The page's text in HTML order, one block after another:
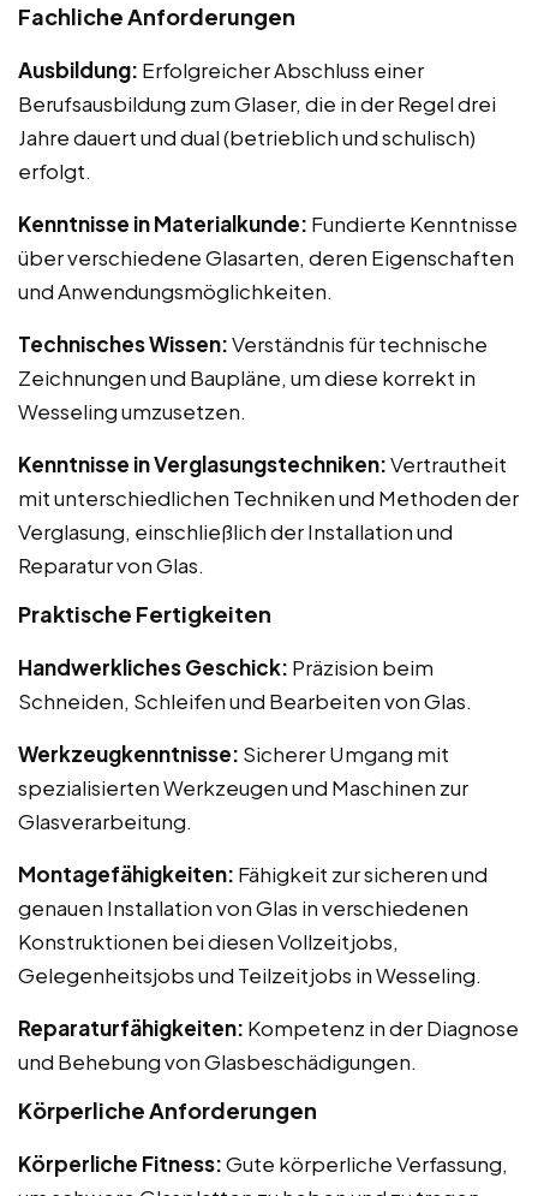
Fachliche Anforderungen
Ausbildung: Erfolgreicher Abschluss einer
Berufsausbildung zum Glaser, die in der Regel drei
Jahre dauert und dual (betrieblich und schulisch)
erfolgt.
Kenntnisse in Materialkunde: Fundierte Kenntnisse
über verschiedene Glasarten, deren Eigenschaften
und Anwendungsmöglichkeiten.
Technisches Wissen:Verständnis für technische
Zeichnungen und Baupläne, um diese korrekt in
Wesseling umzusetzen.
Kenntnisse in Verglasungstechniken:Vertrautheit
mit unterschiedlichen Techniken und Methoden der
Verglasung, einschließlich der Installation und
Reparatur von Glas.
Praktische Fertigkeiten
Handwerkliches Geschick: Präzision beim
Schneiden, Schleifen und Bearbeiten von Glas.
Werkzeugkenntnisse: Sicherer Umgang mit
spezialisierten Werkzeugen und Maschinen zur
Glasverarbeitung.
Montagefähigkeiten: Fähigkeit zur sicheren und
genauen Installation von Glas in verschiedenen
Konstruktionen bei diesen Vollzeitjobs,
Gelegenheitsjobs und Teilzeitjobs in Wesseling.
Reparaturfähigkeiten: Kompetenz in der Diagnose
und Behebung von Glasbeschädigungen.
Körperliche Anforderungen
Körperliche Fitness:Gute körperliche Verfassung,